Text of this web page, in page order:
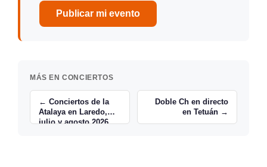
Publicar mi evento
MÁS EN CONCIERTOS
← Conciertos de la
Atalaya en Laredo,
julio y agosto 2026
Doble Ch en directo
en Tetuán →